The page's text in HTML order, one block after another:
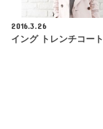
2016.3.26
イング トレンチコート